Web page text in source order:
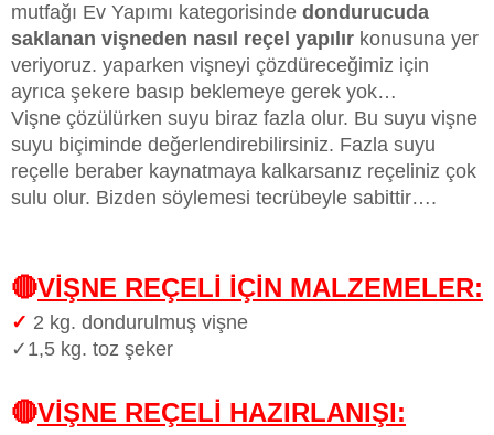
mutfağı Ev Yapımı kategorisinde dondurucuda
saklanan vişneden nasıl reçel yapılır konusuna yer
veriyoruz. yaparken vişneyi çözdüreceğimiz için
ayrıca şekere basıp beklemeye gerek yok…
Vişne çözülürken suyu biraz fazla olur. Bu suyu vişne
suyu biçiminde değerlendirebilirsiniz. Fazla suyu
reçelle beraber kaynatmaya kalkarsanız reçeliniz çok
sulu olur. Bizden söylemesi tecrübeyle sabittir….
🔴VİŞNE REÇELİ İÇİN MALZEMELER:
✓ 2 kg. dondurulmuş vişne
✓1,5 kg. toz şeker
🔴VİŞNE REÇELİ HAZIRLANIŞI: